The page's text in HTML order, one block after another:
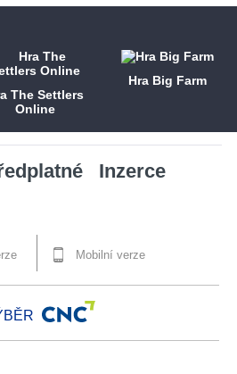
The Settlers
Online
Hra Big Farm
Inzerce
Mobilní verze